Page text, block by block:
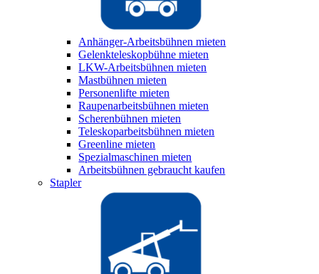
Anhänger-Arbeitsbühnen mieten
Gelenkteleskopbühne mieten
LKW-Arbeitsbühnen mieten
Mastbühnen mieten
Personenlifte mieten
Raupenarbeitsbühnen mieten
Scherenbühnen mieten
Teleskoparbeitsbühnen mieten
Greenline mieten
Spezialmaschinen mieten
Arbeitsbühnen gebraucht kaufen
Stapler